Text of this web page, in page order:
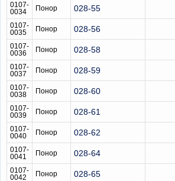
0107-
0034
Понор 028-55
0107-
0035
Понор 028-56
0107-
0036
Понор 028-58
0107-
0037
Понор 028-59
0107-
0038
Понор 028-60
0107-
0039
Понор 028-61
0107-
0040
Понор 028-62
0107-
0041
Понор 028-64
0107-
0042
Понор 028-65